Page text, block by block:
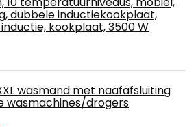
dubbele inductiekookplaat,
kookplaat, 3500 W
wasmand met naafafsluiting
wasmachines/drogers